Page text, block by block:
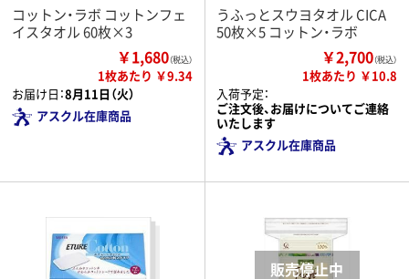
コットン・ラボ コットンフェ
イスタオル 60枚×3
￥1,680（税込）
1枚あたり ￥9.34
お届け日：8月11日（火）
アスクル在庫商品
うふっとスウヨタオル CICA
50枚×5 コットン・ラボ
￥2,700（税込）
1枚あたり ￥10.8
入荷予定：
ご注文後、お届けについてご連絡
いたします
アスクル在庫商品